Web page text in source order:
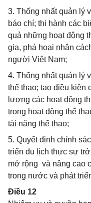
3. Thống nhất quản lý
báo chí; thi hành các
quả những hoạt động
gia, phá hoại nhân
người Việt Nam;
4. Thống nhất quản lý
thể thao; tạo điều kiện
lượng các hoạt động
trọng hoạt động thể
tài năng thể thao;
5. Quyết định chính
triển du lịch thực sự
mở rộng và nâng cao
trong nước và phát
Điều 12